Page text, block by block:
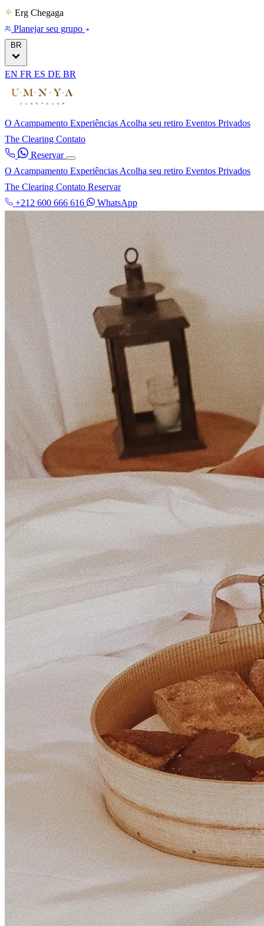
Erg Chegaga
Planejar seu grupo
BR
EN FR ES DE BR
O Acampamento Experiências Acolha seu retiro Eventos Privados
The Clearing Contato
Reservar
O Acampamento Experiências Acolha seu retiro Eventos Privados
The Clearing Contato Reservar
+212 600 666 616
WhatsApp